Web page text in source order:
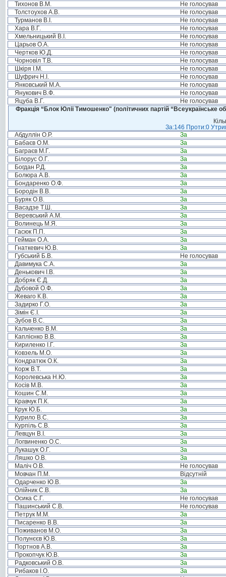
Тихонов В.М.
Не голосував
Толстоухов А.В.
Не голосував
Турманов В.І.
Не голосував
Хара В.Г.
Не голосував
Хмельницький В.І.
Не голосував
Царьов О.А.
Не голосував
Чертков Ю.Д.
Не голосував
Чорновіл Т.В.
Не голосував
Шкіря І.М.
Не голосував
Шуфрич Н.І.
Не голосував
Янковський М.А.
Не голосував
Янукович В.Ф.
Не голосував
Яцуба В.Г.
Не голосував
Фракція “Блок Юлії Тимошенко" (політичних партій “Всеукраїнське
За:146 Проти:0
Абдуллін О.Р.
За
Бабаєв О.М.
За
Баграєв М.Г.
За
Білорус О.Г.
За
Богдан Р.Д.
За
Болюра А.В.
За
Бондаренко О.Ф.
За
Бородін В.В.
За
Буряк О.В.
За
Васадзе Т.Ш.
За
Веревський А.М.
За
Волинець М.Я.
За
Гасюк П.П.
За
Гейман О.А.
За
Гнаткевич Ю.В.
За
Губський Б.В.
Не голосував
Давимука С.А.
За
Денькович І.В.
За
Добряк Є.Д.
За
Дубовой О.Ф.
За
Жеваго К.В.
За
Задирко Г.О.
За
Зімін Є.І.
За
Зубов В.С.
За
Кальченко В.М.
За
Каплієнко В.В.
За
Кириленко І.Г.
За
Ковзель М.О.
За
Кондратюк О.К.
За
Корж В.Т.
За
Королевська Н.Ю.
За
Косів М.В.
За
Кошин С.М.
За
Кравчук П.К.
За
Крук Ю.Б.
За
Курило В.С.
За
Курпіль С.В.
За
Левцун В.І.
За
Логвиненко О.С.
За
Лукашук О.Г.
За
Ляшко О.В.
За
Маліч О.В.
Не голосував
Мовчан П.М.
Відсутній
Одарченко Ю.В.
За
Олійник С.В.
За
Осика С.Г.
Не голосував
Пашинський С.В.
Не голосував
Петрук М.М.
За
Писаренко В.В.
За
Поживанов М.О.
За
Полунєєв Ю.В.
За
Портнов А.В.
За
Прокопчук Ю.В.
За
Радковський О.В.
За
Рибаков І.О.
За